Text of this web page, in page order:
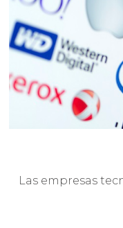
Las empresas